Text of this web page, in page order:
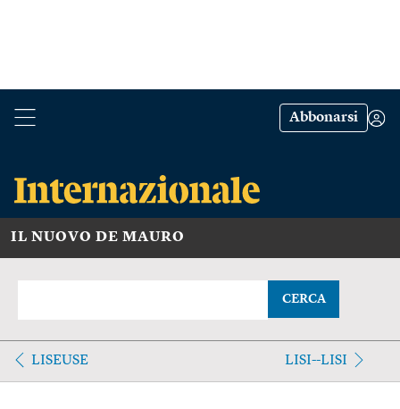
Abbonarsi
IL NUOVO DE MAURO
CERCA
LISEUSE LISI--LISI